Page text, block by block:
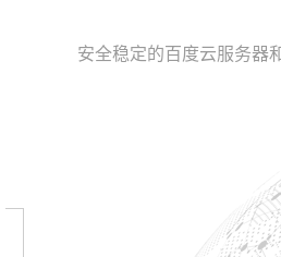
安全稳定的百度云服务器